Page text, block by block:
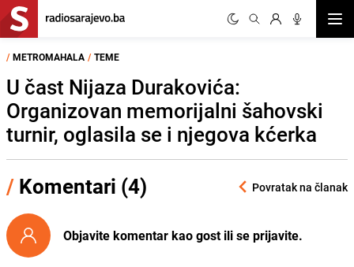
/ METROMAHALA / TEME
U čast Nijaza Durakovića:
Organizovan memorijalni šahovski
turnir, oglasila se i njegova kćerka
/ Komentari (4) Povratak na članak
Objavite komentar kao gost ili se prijavite.